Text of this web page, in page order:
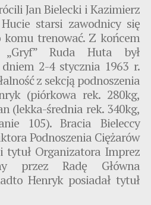
Jan Bielecki i Kazimierz
starsi zawodnicy się
trenować. Z końcem
Ruda Huta był
2-4 stycznia 1963 r.
z sekcją podnoszenia
(piórkowa rek. 280kg,
(lekka-średnia rek. 340kg,
105). Bracia Bieleccy
Podnoszenia Ciężarów
tytuł Organizatora Imprez
przez Radę Główna
Henryk posiadał tytuł